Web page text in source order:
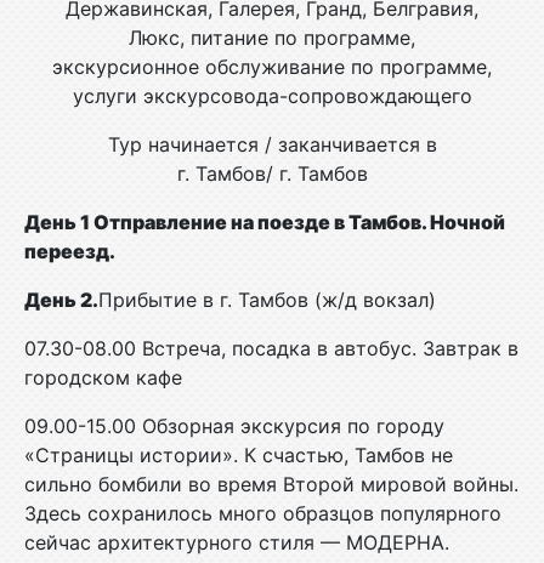
Державинская, Галерея, Гранд, Белгравия,
Люкс, питание по программе,
экскурсионное обслуживание по программе,
услуги экскурсовода-сопровождающего
Тур начинается / заканчивается в
г. Тамбов/ г. Тамбов
День 1 Отправление на поезде в Тамбов. Ночной
переезд.
День 2.Прибытие в г. Тамбов (ж/д вокзал)
07.30-08.00 Встреча, посадка в автобус. Завтрак в
городском кафе
09.00-15.00 Обзорная экскурсия по городу
«Страницы истории». К счастью, Тамбов не
сильно бомбили во время Второй мировой войны.
Здесь сохранилось много образцов популярного
сейчас архитектурного стиля — МОДЕРНА.